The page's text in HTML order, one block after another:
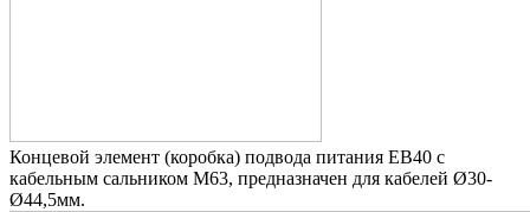
Концевой элемент (коробка) подвода питания EB40 с
кабельным сальником М63, предназначен для кабелей Ø30-
Ø44,5мм.